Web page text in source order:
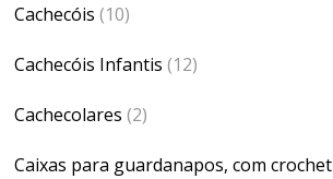
Cachecóis (10)
Cachecóis Infantis (12)
Cachecolares (2)
Caixas para guardanapos, com crochet